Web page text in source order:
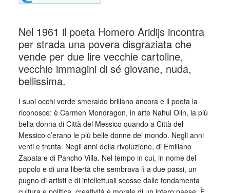
Nel 1961 il poeta Homero Aridijs incontra
per strada una povera disgraziata che
vende per due lire vecchie cartoline,
vecchie immagini di sé giovane, nuda,
bellissima.
I suoi occhi verde smeraldo brillano ancora e il poeta la
riconosce: è Carmen Mondragon, in arte Nahui Olin, la più
bella donna di Città del Messico quando a Città del
Messico c’erano le più belle donne del mondo. Negli anni
venti e trenta. Negli anni della rivoluzione, di Emiliano
Zapata e di Pancho Villa. Nel tempo in cui, in nome del
popolo e di una libertà che sembrava lì a due passi, un
pugno di artisti e di intellettuali scosse dalle fondamenta